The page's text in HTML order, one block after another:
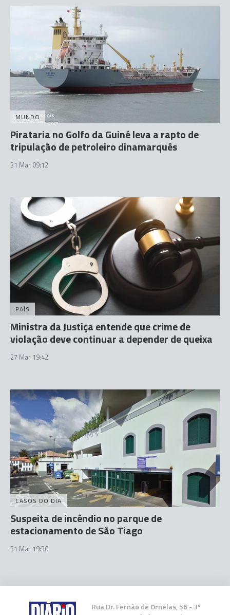
MUNDO
Pirataria no Golfo da Guiné leva a rapto de
tripulação de petroleiro dinamarquês
31 Mar 09:12
PAÍS
Ministra da Justiça entende que crime de
violação deve continuar a depender de queixa
27 Mar 19:42
CASOS DO DIA
Suspeita de incêndio no parque de
estacionamento de São Tiago
31 Mar 19:30
Rua Dr. Fernão de Ornelas, 56 - 3º